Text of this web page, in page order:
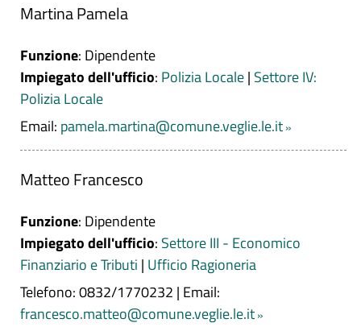
Martina Pamela
Funzione: Dipendente
Impiegato dell'ufficio: Polizia Locale| Settore IV:
Polizia Locale
Email: pamela.martina@comune.veglie.le.it
Matteo Francesco
Funzione: Dipendente
Impiegato dell'ufficio: Settore III - Economico
Finanziario e Tributi | Ufficio Ragioneria
Telefono: 0832/1770232 | Email:
francesco.matteo@comune.veglie.le.it